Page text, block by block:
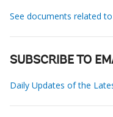
See documents related
SUBSCRIBE TO
Daily Updates of the